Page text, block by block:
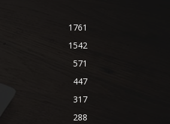
1761
1542
571
447
317
288